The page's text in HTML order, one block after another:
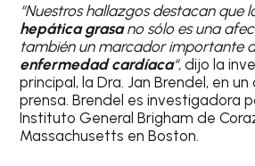
“Nuestros hallazgos destacan que
hepática grasano sólo es una
también un marcador importante
enfermedad cardíaca“,dijo la
principal, la Dra. Jan Brendel, en
prensa. Brendel es investigadora
Instituto General Brigham de
Massachusetts en Boston.